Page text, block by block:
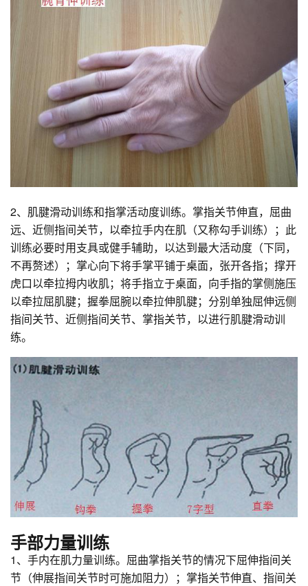
2、肌腱滑动训练和指掌活动度训练。掌指关节伸直，屈曲
远、近侧指间关节，以牵拉手内在肌（又称勾手训练）；此
训练必要时用支具或健手辅助，以达到最大活动度（下同，
不再赘述）；掌心向下将手掌平铺于桌面，张开各指；撑开
虎口以牵拉拇内收肌；将手指立于桌面，向手指的掌侧施压
以牵拉屈肌腱；握拳屈腕以牵拉伸肌腱；分别单独屈伸远侧
指间关节、近侧指间关节、掌指关节，以进行肌腱滑动训
练。
手部力量训练
1、手内在肌力量训练。屈曲掌指关节的情况下屈伸指间关
节（伸展指间关节时可施加阻力）；掌指关节伸直、指间关